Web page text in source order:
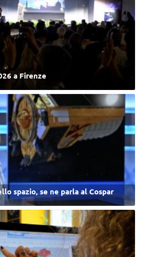
a Firenze
spazio, se ne parla al Cospar